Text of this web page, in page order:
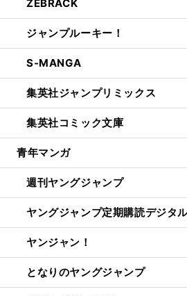
ZEBRACK
ジャンプルーキー！
S-MANGA
集英社ジャンプリミックス
集英社コミック文庫
青年マンガ
週刊ヤングジャンプ
ヤングジャンプ定期購読デジタ
ヤンジャン！
となりのヤングジャンプ